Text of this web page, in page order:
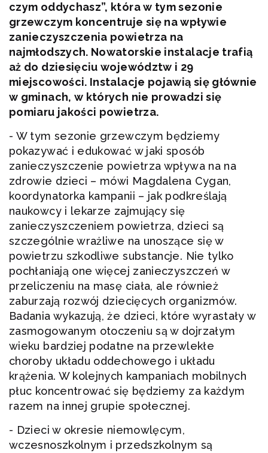
czym oddychasz”, która w tym sezonie
grzewczym koncentruje się na wpływie
zanieczyszczenia powietrza na
najmłodszych. Nowatorskie instalacje trafią
aż do dziesięciu województw i 29
miejscowości. Instalacje pojawią się głównie
w gminach, w których nie prowadzi się
pomiaru jakości powietrza.
- W tym sezonie grzewczym będziemy
pokazywać i edukować w jaki sposób
zanieczyszczenie powietrza wpływa na na
zdrowie dzieci – mówi Magdalena Cygan,
koordynatorka kampanii – jak podkreślają
naukowcy i lekarze zajmujący się
zanieczyszczeniem powietrza, dzieci są
szczególnie wrażliwe na unoszące się w
powietrzu szkodliwe substancje. Nie tylko
pochłaniają one więcej zanieczyszczeń w
przeliczeniu na masę ciała, ale również
zaburzają rozwój dziecięcych organizmów.
Badania wykazują, że dzieci, które wyrastały w
zasmogowanym otoczeniu są w dojrzałym
wieku bardziej podatne na przewlekłe
choroby układu oddechowego i układu
krążenia. W kolejnych kampaniach mobilnych
płuc koncentrować się będziemy za każdym
razem na innej grupie społecznej.
- Dzieci w okresie niemowlęcym,
wczesnoszkolnym i przedszkolnym są